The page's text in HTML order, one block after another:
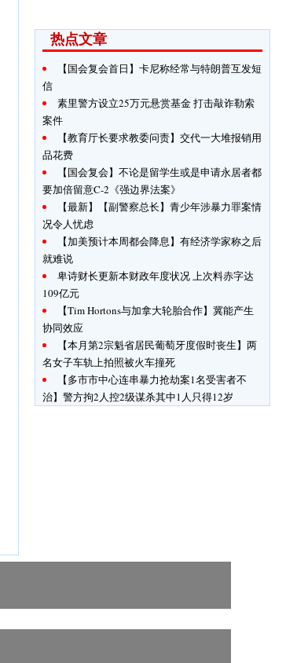
热点文章
【国会复会首日】卡尼称经常与特朗普互发短
信
素里警方设立25万元悬赏基金 打击敲诈勒索
案件
【教育厅长要求教委问责】交代一大堆报销用
品花费
【国会复会】不论是留学生或是申请永居者都
要加倍留意C-2《强边界法案》
【最新】【副警察总长】青少年涉暴力罪案情
况令人忧虑
【加美预计本周都会降息】有经济学家称之后
就难说
卑诗财长更新本财政年度状况 上次料赤字达
109亿元
【Tim Hortons与加拿大轮胎合作】冀能产生
协同效应
【本月第2宗魁省居民葡萄牙度假时丧生】两
名女子车轨上拍照被火车撞死
【多市市中心连串暴力抢劫案1名受害者不
治】警方拘2人控2级谋杀其中1人只得12岁